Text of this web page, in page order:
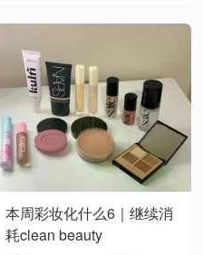
本周彩妆化什么6｜继续消
耗clean beauty